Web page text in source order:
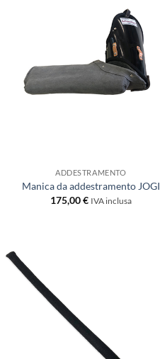
ADDESTRAMENTO
Manica da addestramento JOGI
175,00€ IVA inclusa